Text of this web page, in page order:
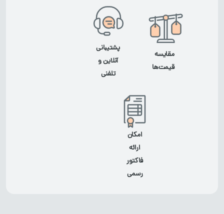
مقایسه
قیمت‌ها
پشتیبانی
آنلاین و
تلفنی
امکان
ارائه
فاکتور
رسمی